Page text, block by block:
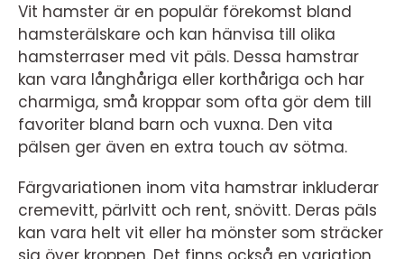
Vit hamster är en populär förekomst bland
hamsterälskare och kan hänvisa till olika
hamsterraser med vit päls. Dessa hamstrar
kan vara långhåriga eller korthåriga och har
charmiga, små kroppar som ofta gör dem till
favoriter bland barn och vuxna. Den vita
pälsen ger även en extra touch av sötma.
Färgvariationen inom vita hamstrar inkluderar
cremevitt, pärlvitt och rent, snövitt. Deras päls
kan vara helt vit eller ha mönster som sträcker